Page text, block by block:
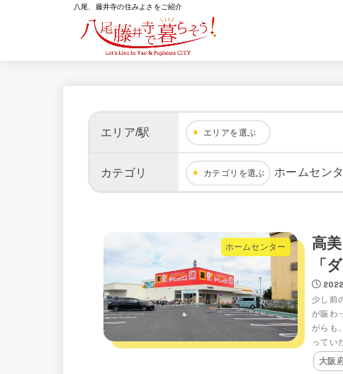
八尾、藤井寺の住みよさをご紹介
エリア/駅 エリアを選ぶ
カテゴリ カテゴリを選ぶ ホームセン
ホームセンター
高
「
少し前
が賑わ
がらも
ってい
大阪